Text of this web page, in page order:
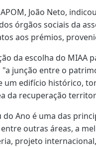
João Neto,
órgãos sociais da
aos prémios,
da escolha do MIAA
"a junção entre o
um edifício histórico,
da recuperação
do Ano é uma das
outras áreas, a
projeto